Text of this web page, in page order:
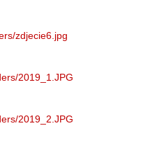
zdjecie6.jpg
2019_1.JPG
2019_2.JPG